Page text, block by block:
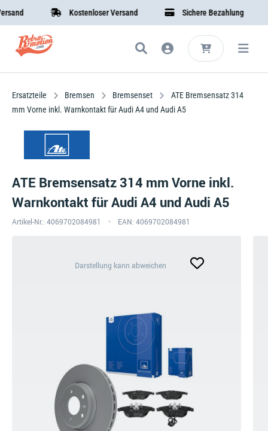
Kostenloser Versand Sichere Bezahlung
Ersatzteile Bremsen Bremsenset
ATE Bremsensatz 314
mm Vorne inkl. Warnkontakt für Audi A4 und Audi A5
ATE Bremsensatz 314 mm Vorne inkl.
Warnkontakt für Audi A4 und Audi A5
Artikel-Nr.: 4069702084981 EAN: 4069702084981
Darstellung kann abweichen